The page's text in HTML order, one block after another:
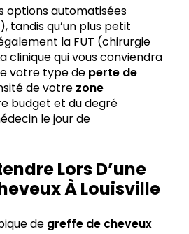
options automatisées
), tandis qu’un plus petit
la FUT (chirurgie
clinique qui vous conviendra
votre type de perte de
de votre zone
budget et du degré
le jour de
Lors D’une
À Louisville
de greffe de cheveux